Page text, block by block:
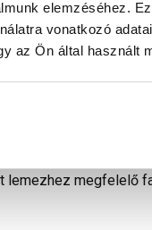
elemzéséhez.
vonatkozó
az Ön által használt
falcokkal ellátott,
közötti vastagságú
lemezhez megfelelő